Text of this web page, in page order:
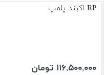
RP اکبند پلمپ
۱۱۶,۵۰۰,۰۰۰ تومان